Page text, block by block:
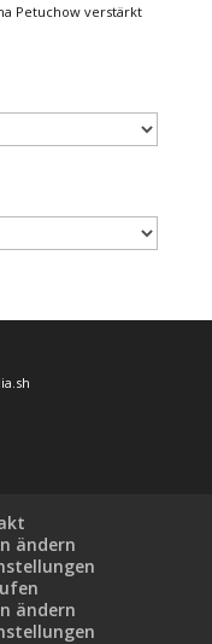
Petuchow verstärkt
ändern
ändern